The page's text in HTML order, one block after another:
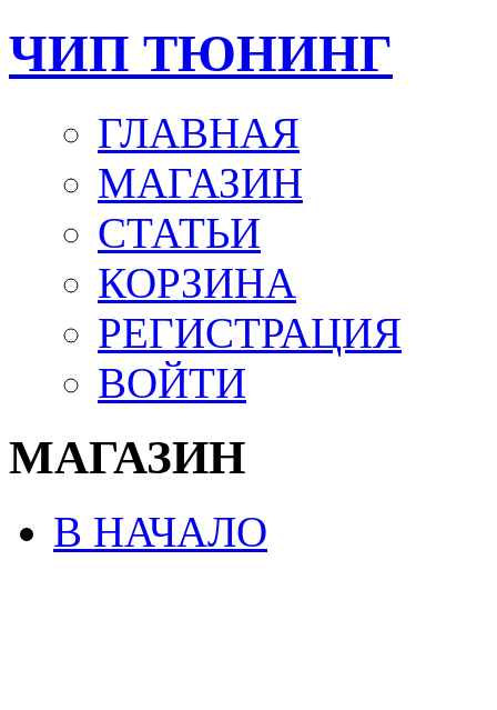
ЧИП ТЮНИНГ
ГЛАВНАЯ
МАГАЗИН
СТАТЬИ
КОРЗИНА
РЕГИСТРАЦИЯ
ВОЙТИ
МАГАЗИН
В НАЧАЛО